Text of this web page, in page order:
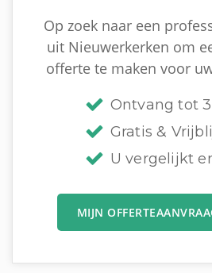
Op zoek naar een
uit Nieuwerkerken om
offerte te maken voor
Ontvang tot
Gratis &
U vergelijkt
MIJN